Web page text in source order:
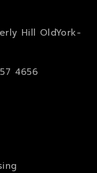
Hill OldYork-
4656